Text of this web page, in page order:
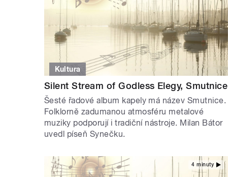
Kultura
Silent Stream of Godless Elegy, Smutnice
Šesté řadové album kapely má název Smutnice.
Folklorně zadumanou atmosféru metalové
muziky podporují i tradiční nástroje. Milan Bátor
uvedl píseň Synečku.
4 minuty